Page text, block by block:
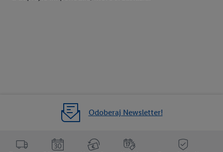
Odoberaj Newsletter!